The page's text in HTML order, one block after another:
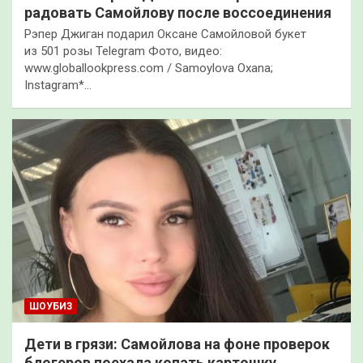
радовать Самойлову после воссоединения
Рэпер Джиган подарил Оксане Самойловой букет
из 501 розы Telegram Фото, видео:
www.globallookpress.com / Samoylova Oxana;
Instagram*…
ШОУБИЗ
Дети в грязи: Самойлова на фоне проверок